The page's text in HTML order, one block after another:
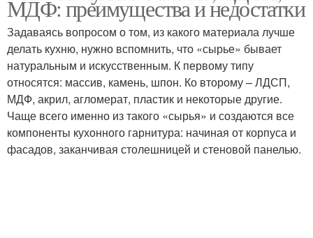
МДФ: преимущества и недостатки
Задаваясь вопросом о том, из какого материала лучше
делать кухню, нужно вспомнить, что «сырье» бывает
натуральным и искусственным. К первому типу
относятся: массив, камень, шпон. Ко второму – ЛДСП,
МДФ, акрил, агломерат, пластик и некоторые другие.
Чаще всего именно из такого «сырья» и создаются все
компоненты кухонного гарнитура: начиная от корпуса и
фасадов, заканчивая столешницей и стеновой панелью.